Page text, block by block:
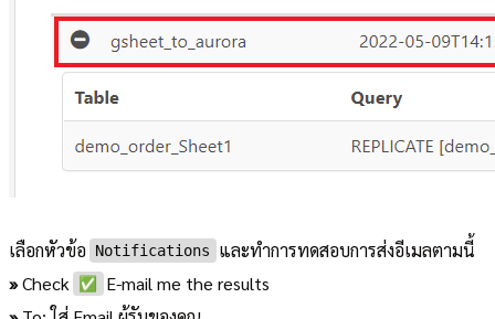
เลือกหัวข้อ Notifications
และทำการทดสอบการส่งอีเมลตามนี้
»Check ✅
E-mail me the results